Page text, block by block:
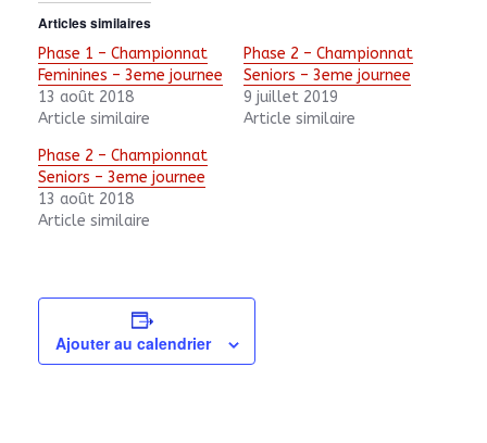
Articles similaires
Phase 1 – Championnat
Feminines – 3eme journee
13 août 2018
Article similaire
Phase 2 – Championnat
Seniors – 3eme journee
9 juillet 2019
Article similaire
Phase 2 – Championnat
Seniors – 3eme journee
13 août 2018
Article similaire
Ajouter au calendrier